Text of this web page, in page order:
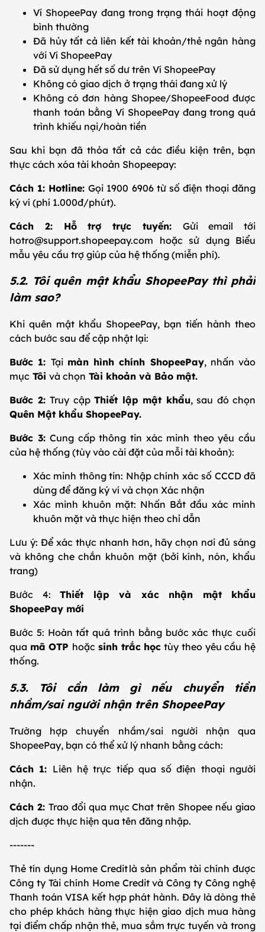
Ví ShopeePay đang trong trạng thái hoạt động
bình thường
Đã hủy tất cả liên kết tài khoản/thẻ ngân hàng
với Ví ShopeePay
Đã sử dụng hết số dư trên Ví ShopeePay
Không có giao dịch ở trạng thái đang xử lý
Không có đơn hàng Shopee/ShopeeFood được
thanh toán bằng Ví ShopeePay đang trong quá
trình khiếu nại/hoàn tiền
Sau khi bạn đã thỏa tất cả các điều kiện trên, bạn
thực cách xóa tài khoản Shopeepay:
Cách 1: Hotline:Gọi 1900 6906 từ số điện thoại đăng
ký ví (phí 1.000đ/phút).
Cách 2: Hỗ trợ trực tuyến: Gửi email tới
hotro@support.shopeepay.com hoặc sử dụng Biểu
mẫu yêu cầu trợ giúp của hệ thống (miễn phí).
5.2. Tôi quên mật khẩu ShopeePay thì phải
làm sao?
Khi quên mật khẩu ShopeePay, bạn tiến hành theo
cách bước sau để cập nhật lại:
Bước 1: Tại màn hình chính ShopeePay, nhấn vào
mục Tôi và chọn Tài khoản và Bảo mật.
Bước 2: Truy cập Thiết lập mật khẩu, sau đó chọn
Quên Mật khẩu ShopeePay.
Bước 3:Cung cấp thông tin xác minh theo yêu cầu
của hệ thống (tùy vào cài đặt của mỗi tài khoản):
Xác minh thông tin: Nhập chính xác số CCCD đã
dùng để đăng ký ví và chọn Xác nhận
Xác minh khuôn mặt: Nhấn Bắt đầu xác minh
khuôn mặt và thực hiện theo chỉ dẫn
Lưu ý: Để xác thực nhanh hơn, hãy chọn nơi đủ sáng
và không che chắn khuôn mặt (bởi kính, nón, khẩu
trang)
Bước 4: Thiết lập và xác nhận mật khẩu
ShopeePay mới
Bước 5: Hoàn tất quá trình bằng bước xác thực cuối
qua mã OTP hoặc sinh trắc học tùy theo yêu cầu hệ
thống.
5.3. Tôi cần làm gì nếu chuyển tiền
nhầm/sai người nhận trên ShopeePay
Trường hợp chuyển nhầm/sai người nhận qua
ShopeePay, bạn có thể xử lý nhanh bằng cách:
Cách 1: Liên hệ trực tiếp qua số điện thoại người
nhận.
Cách 2: Trao đổi qua mục Chat trên Shopee nếu giao
dịch được thực hiện qua tên đăng nhập.
-------
Thẻ tín dụng Home Credit là sản phẩm tài chính được
Công ty Tài chính Home Credit và Công ty Công nghệ
Thanh toán VISA kết hợp phát hành. Đây là dòng thẻ
cho phép khách hàng thực hiện giao dịch mua hàng
tại điểm chấp nhận thẻ, mua sắm trực tuyến và trong